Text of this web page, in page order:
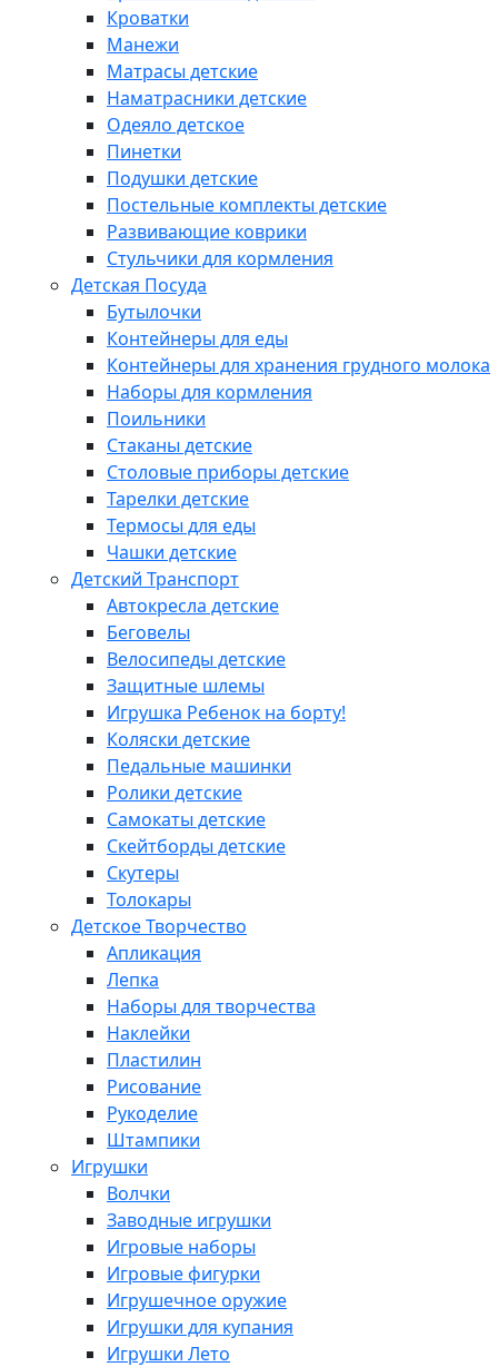
Кроватки
Манежи
Матрасы детские
Наматрасники детские
Одеяло детское
Пинетки
Подушки детские
Постельные комплекты детские
Развивающие коврики
Стульчики для кормления
Детская Посуда
Бутылочки
Контейнеры для еды
Контейнеры для хранения грудного молока
Наборы для кормления
Поильники
Стаканы детские
Столовые приборы детские
Тарелки детские
Термосы для еды
Чашки детские
Детский Транспорт
Автокресла детские
Беговелы
Велосипеды детские
Защитные шлемы
Игрушка Ребенок на борту!
Коляски детские
Педальные машинки
Ролики детские
Самокаты детские
Скейтборды детские
Скутеры
Толокары
Детское Творчество
Апликация
Лепка
Наборы для творчества
Наклейки
Пластилин
Рисование
Рукоделие
Штампики
Игрушки
Волчки
Заводные игрушки
Игровые наборы
Игровые фигурки
Игрушечное оружие
Игрушки для купания
Игрушки Лето